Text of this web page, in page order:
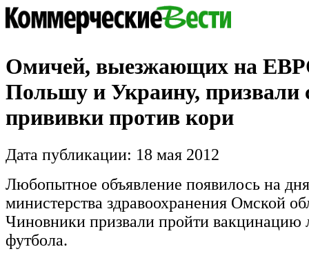
Омичей, выезжающих на
Польшу и Украину, призвали
прививки против кори
Дата публикации: 18 мая 2012
Любопытное объявление появилось на
министерства здравоохранения Омской
Чиновники призвали пройти вакцинацию
футбола.